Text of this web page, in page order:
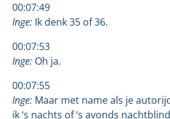
00:07:49
Inge: Ik denk 35 of 36.
00:07:53
Inge: Oh ja.
00:07:55
Inge: Maar met name als je
ik ‘s nachts of ‘s avonds